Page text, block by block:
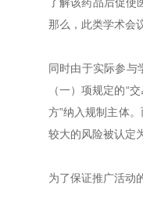
了解该药品后促使
那么，此类学术会
同时由于实际参与
（一）项规定的“
方”纳入规制主体
较大的风险被认定
为了保证推广活动